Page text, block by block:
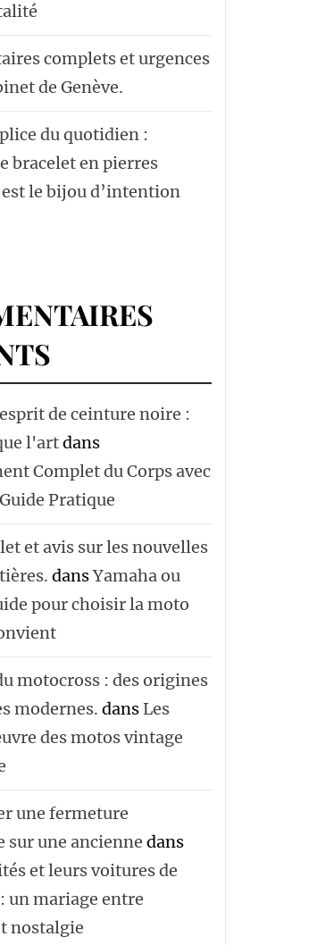
complets et urgences
de Genève.
du quotidien :
bracelet en pierres
le bijou d’intention
de ceinture noire :
l'artdans
Complet du Corps avec
Pratique
et avis sur les nouvelles
dansYamaha ou
pour choisir la moto
motocross : des origines
modernes. dans Les
des motos vintage
une fermeture
sur une ancienne dans
et leurs voitures de
un mariage entre
nostalgie